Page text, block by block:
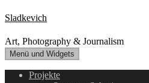
Zum
Inhalt
springen
Sladkevich
Art, Photography & Journalism
Menü und Widgets
Projekte